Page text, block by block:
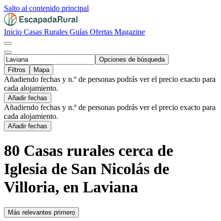
Salto al contenido principal
Inicio Casas Rurales Guías Ofertas Magazine
Opciones de búsqueda
Filtros
Mapa
Añadiendo fechas y n.º de personas podrás ver el precio exacto para
cada alojamiento.
Añadir fechas
Añadiendo fechas y n.º de personas podrás ver el precio exacto para
cada alojamiento.
Añadir fechas
80 Casas rurales cerca de
Iglesia de San Nicolás de
Villoria, en Laviana
Más relevantes primero